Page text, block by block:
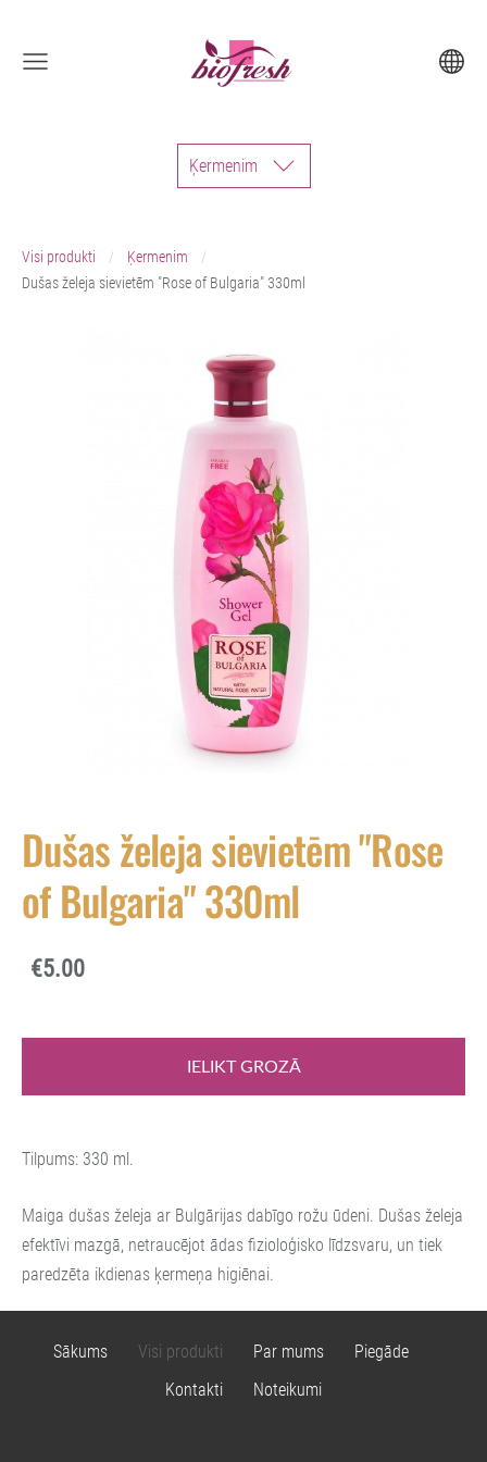
Ķermenim
Visi produkti
Ķermenim
Dušas želeja sievietēm "Rose of Bulgaria" 330ml
Dušas želeja sievietēm "Rose
of Bulgaria" 330ml
€5.00
IELIKT GROZĀ
Tilpums: 330 ml.
Maiga dušas želeja ar Bulgārijas dabīgo rožu ūdeni. Dušas želeja
efektīvi mazgā, netraucējot ādas fizioloģisko līdzsvaru, un tiek
paredzēta ikdienas ķermeņa higiēnai.
Sākums Visi produkti Par mums
Piegāde
Kontakti
Noteikumi